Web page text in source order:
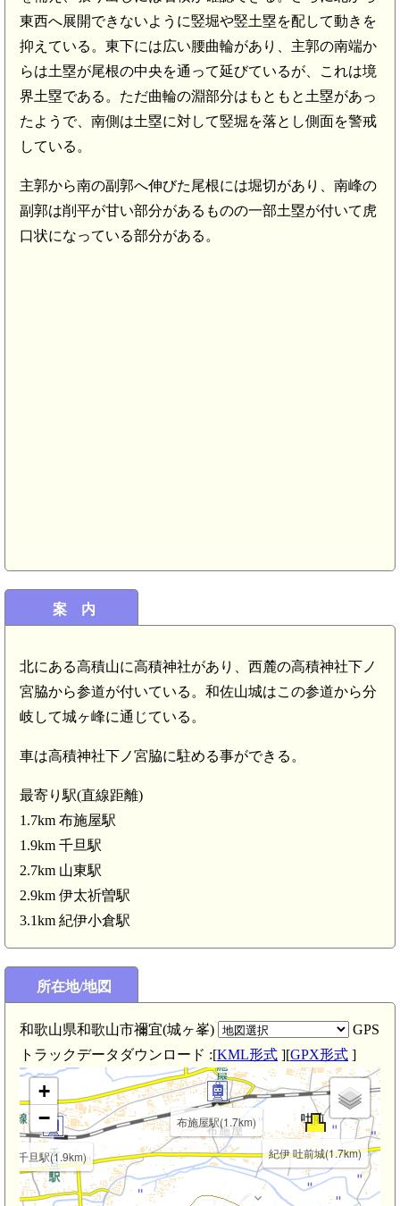
東西へ展開できないように竪堀や竪土塁を配して動きを
抑えている。東下には広い腰曲輪があり、主郭の南端か
らは土塁が尾根の中央を通って延びているが、これは境
界土塁である。ただ曲輪の淵部分はもともと土塁があっ
たようで、南側は土塁に対して竪堀を落とし側面を警戒
している。
主郭から南の副郭へ伸びた尾根には堀切があり、南峰の
副郭は削平が甘い部分があるものの一部土塁が付いて虎
口状になっている部分がある。
案 内
北にある高積山に高積神社があり、西麓の高積神社下ノ
宮脇から参道が付いている。和佐山城はこの参道から分
岐して城ヶ峰に通じている。
車は高積神社下ノ宮脇に駐める事ができる。
最寄り駅(直線距離)
1.7km 布施屋駅
1.9km 千旦駅
2.7km 山東駅
2.9km 伊太祈曽駅
3.1km 紀伊小倉駅
所在地/地図
和歌山県和歌山市禰宜(城ヶ峯)
GPS
トラックデータダウンロード :[KML形式 ][GPX形式 ]
布施屋駅(1.7km)
千旦駅(1.9km) 紀伊 吐前城(1.7km)
紀伊 山名館(3.1km)
伊 北野城(4.8km)
+
−